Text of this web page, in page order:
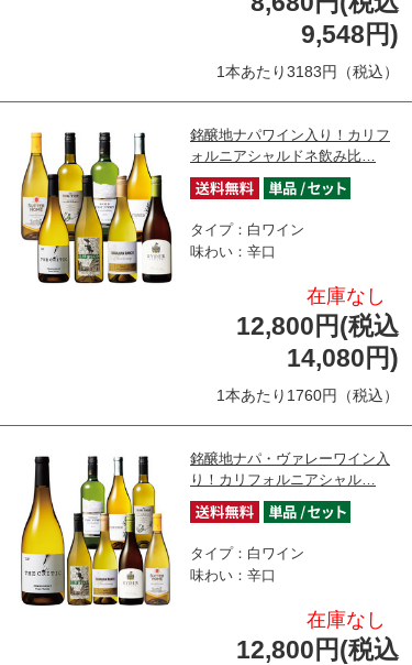
9,548円)
1本あたり3183円（税込）
銘醸地ナパワイン入り！カリフ
ォルニアシャルドネ飲み比…
タイプ：白ワイン
味わい：辛口
在庫なし
12,800円(税込
14,080円)
1本あたり1760円（税込）
銘醸地ナパ・ヴァレーワイン入
り！カリフォルニアシャル…
タイプ：白ワイン
味わい：辛口
在庫なし
12,800円(税込